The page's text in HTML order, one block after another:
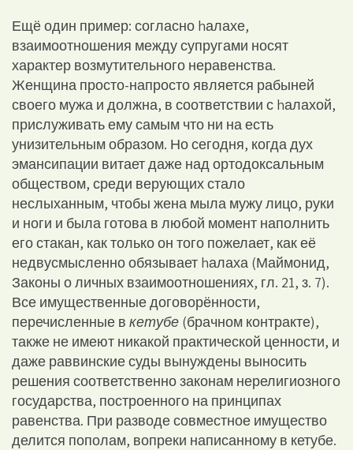
Ещё один пример: согласно hалахе,
взаимоотношения между супругами носят
характер возмутительного неравенства.
Женщина просто-напросто является рабыней
своего мужа и должна, в соответствии с hалахой,
прислуживать ему самым что ни на есть
унизительным образом. Но сегодня, когда дух
эмансипации витает даже над ортодоксальным
обществом, среди верующих стало
неслыханным, чтобы жена мыла мужу лицо, руки
и ноги и была готова в любой момент наполнить
его стакан, как только он того пожелает, как её
недвусмысленно обязывает hалаха (Маймонид,
Законы о личных взаимоотношениях, гл. 21, з. 7).
Все имущественные договорённости,
перечисленные в кетубе (брачном контракте),
также не имеют никакой практической ценности, и
даже раввинские суды вынуждены выносить
решения соответственно законам нерелигиозного
государства, построенного на принципах
равенства. При разводе совместное имущество
делится пополам, вопреки написанному в кетубе.